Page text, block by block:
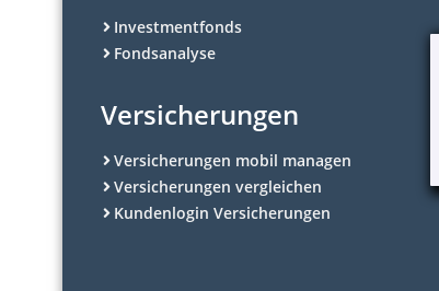
Investmentfonds
Fondsanalyse
Versicherungen
Versicherungen mobil managen
Versicherungen vergleichen
Kundenlogin Versicherungen